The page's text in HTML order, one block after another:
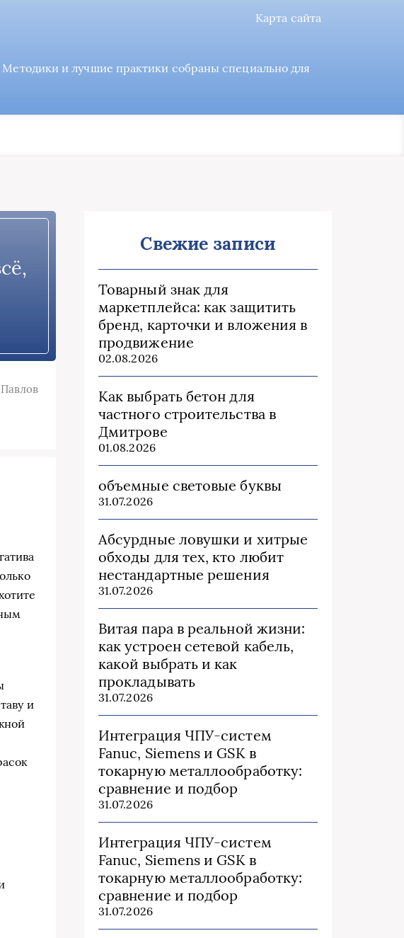
Карта сайта
и лучшие практики собраны специально для
и
Свежие записи
Товарный знак для
маркетплейса: как защитить
бренд, карточки и вложения в
продвижение
02.08.2026
Как выбрать бетон для
частного строительства в
Дмитрове
01.08.2026
объемные световые буквы
31.07.2026
Абсурдные ловушки и хитрые
обходы для тех, кто любит
нестандартные решения
31.07.2026
Витая пара в реальной жизни:
как устроен сетевой кабель,
какой выбрать и как
прокладывать
31.07.2026
Интеграция ЧПУ-систем
Fanuc, Siemens и GSK в
токарную металлообработку:
сравнение и подбор
31.07.2026
Интеграция ЧПУ-систем
Fanuc, Siemens и GSK в
токарную металлообработку:
сравнение и подбор
31.07.2026